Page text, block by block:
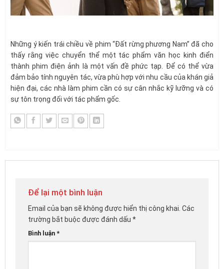
Những ý kiến trái chiều về phim “Đất rừng phương Nam” đã cho
thấy rằng việc chuyển thể một tác phẩm văn học kinh điển
thành phim điện ảnh là một vấn đề phức tạp. Để có thể vừa
đảm bảo tính nguyên tác, vừa phù hợp với nhu cầu của khán giả
hiện đại, các nhà làm phim cần có sự cân nhắc kỹ lưỡng và có
sự tôn trọng đối với tác phẩm gốc.
Để lại một bình luận
Email của bạn sẽ không được hiển thị công khai. Các
trường bắt buộc được đánh dấu *
Bình luận *